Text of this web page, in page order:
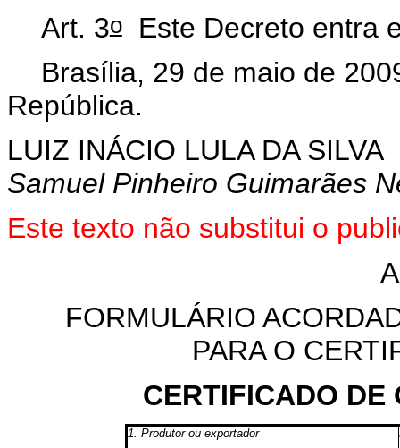
Art. 3oEste Decreto entra
Brasília, 29 de maio de
República.
LUIZ INÁCIO LULA DA SILVA
Samuel Pinheiro Guimarães
Este texto não substitui o
FORMULÁRIO
PARA O
CERTIFICADO DE
1. Produtor ou exportador